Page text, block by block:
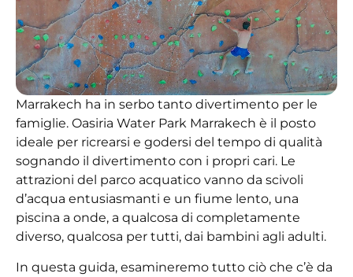
Marrakech ha in serbo tanto divertimento per le
famiglie. Oasiria Water Park Marrakech è il posto
ideale per ricrearsi e godersi del tempo di qualità
sognando il divertimento con i propri cari. Le
attrazioni del parco acquatico vanno da scivoli
d’acqua entusiasmanti e un fiume lento, una
piscina a onde, a qualcosa di completamente
diverso, qualcosa per tutti, dai bambini agli adulti.
In questa guida, esamineremo tutto ciò che c’è da